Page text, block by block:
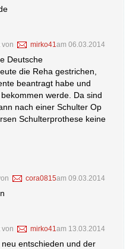
von mirko41am 06.03.2014
Deutsche
die Reha gestrichen,
beantragt habe und
werde. Da sind
nach einer Schulter Op
Schulterprothese keine
cora0815am 09.03.2014
von mirko41am 13.03.2014
entschieden und der